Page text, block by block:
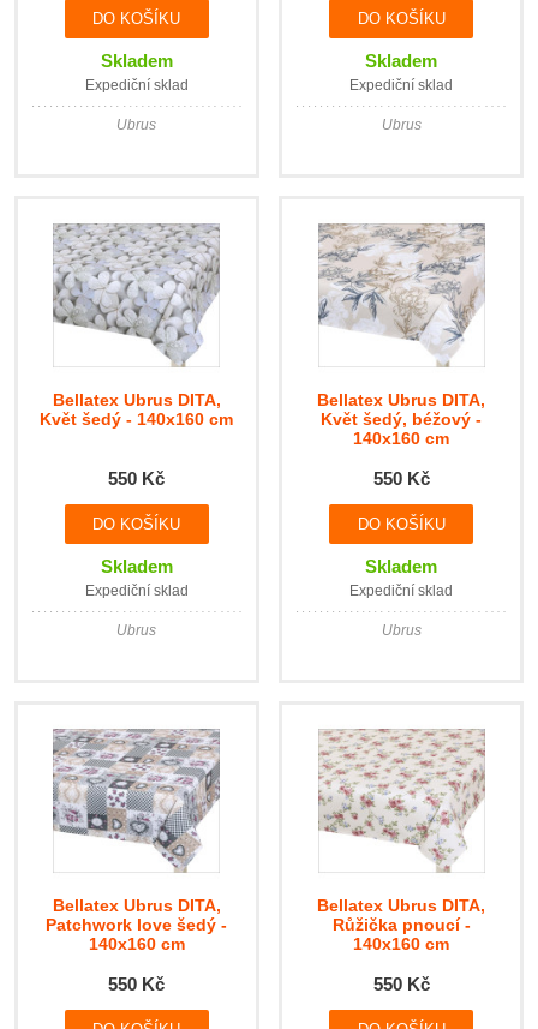
Skladem
Expediční sklad
Ubrus
Skladem
Expediční sklad
Ubrus
Bellatex Ubrus DITA,
Květ šedý - 140x160 cm
550 Kč
Skladem
Expediční sklad
Ubrus
Bellatex Ubrus DITA,
Květ šedý, béžový -
140x160 cm
550 Kč
Skladem
Expediční sklad
Ubrus
Bellatex Ubrus DITA,
Patchwork love šedý -
140x160 cm
550 Kč
Bellatex Ubrus DITA,
Růžička pnoucí -
140x160 cm
550 Kč